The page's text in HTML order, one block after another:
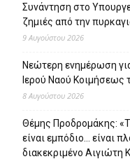
Συνάντηση στο
ζημιές από την
9 Αυγούστου 2026
Νεώτερη ενημέρωση
Ιερού Ναού
8 Αυγούστου 2026
Θέμης Προδρομάκης:
είναι εμπόδιο… είναι
διακεκριμένο Αιγιώτη